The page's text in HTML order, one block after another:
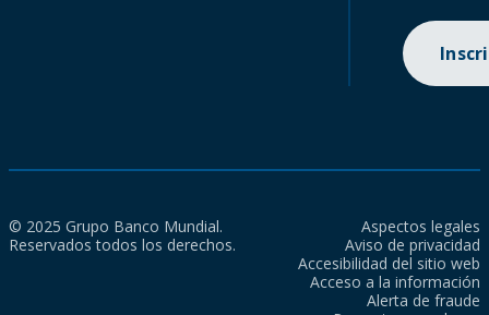
© 2025 Grupo Banco Mundial.
Reservados todos los derechos.
Aspectos legales
Aviso de privacidad
Accesibilidad del sitio web
Acceso a la información
Alerta de fraude